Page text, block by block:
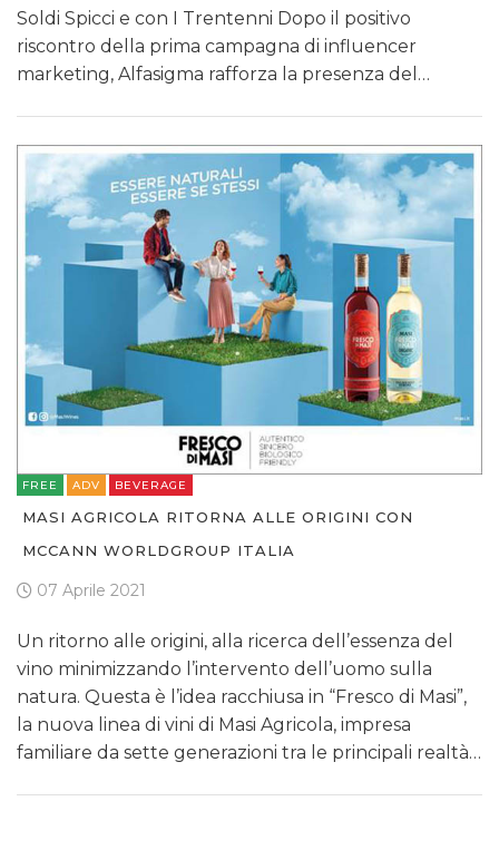
Soldi Spicci e con I Trentenni Dopo il positivo
riscontro della prima campagna di influencer
marketing, Alfasigma rafforza la presenza del…
FREE ADV BEVERAGE
MASI AGRICOLA RITORNA ALLE ORIGINI CON
MCCANN WORLDGROUP ITALIA
07 Aprile 2021
Un ritorno alle origini, alla ricerca dell’essenza del
vino minimizzando l’intervento dell’uomo sulla
natura. Questa è l’idea racchiusa in “Fresco di Masi”,
la nuova linea di vini di Masi Agricola, impresa
familiare da sette generazioni tra le principali realtà…